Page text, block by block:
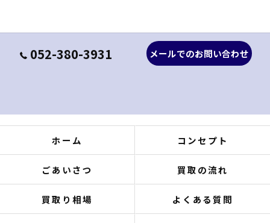
052-380-3931 メールでのお問い合わせ
ホーム コンセプト
ごあいさつ 買取の流れ
買取り相場 よくある質問